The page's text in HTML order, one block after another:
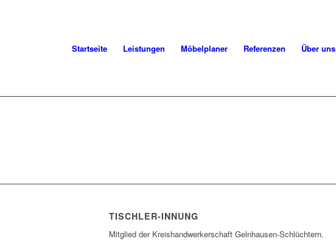
Startseite Leistungen Möbelplaner Referenzen Über uns
TISCHLER-INNUNG
Mitglied der Kreishandwerkerschaft Gelnhausen-Schlüchtern.